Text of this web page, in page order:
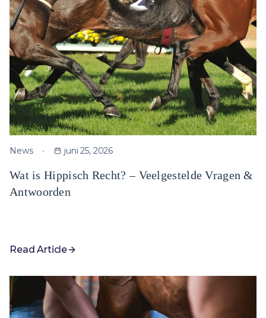
News juni 25, 2026
Wat is Hippisch Recht? – Veelgestelde Vragen &
Antwoorden
Read Article